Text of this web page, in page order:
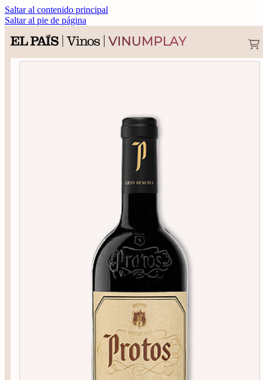
Saltar al contenido principal
Saltar al pie de página